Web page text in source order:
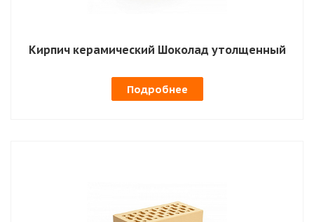
Кирпич керамический Шоколад утолщенный
Подробнее